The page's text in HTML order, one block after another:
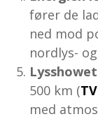
fører de
ned mod
nordlys-
500 km (
med